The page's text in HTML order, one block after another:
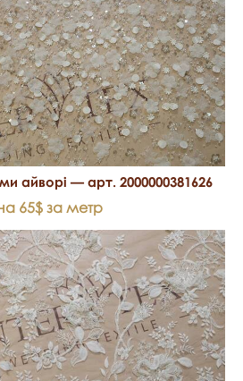
айворі — арт. 2000000381626
65$ за метр